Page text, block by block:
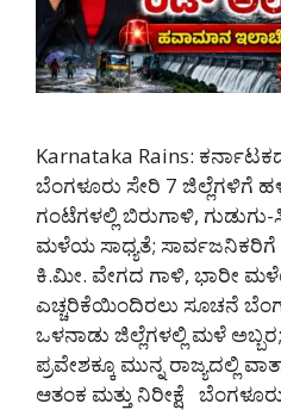
Karnataka Rains:
ಬೆಂಗಳೂರು ಸೇರಿ 7
ಗಂಟೆಗಳಲ್ಲಿ ಬಿರುಗಾಳಿ,
ಮಳೆಯ ಸಾಧ್ಯತೆ; ಸಾರ್ವಜನಿಕರಿಗೆ
ಕಿ.ಮೀ. ವೇಗದ ಗಾಳಿ, ಭಾರೀ
ಎಚ್ಚರಿಕೆಯಿಂದಿರಲು ಸೂಚನೆ
ಒಳನಾಡು ಜಿಲ್ಲೆಗಳಲ್ಲಿ ಮಳೆ
ಪ್ರವೇಶಕ್ಕೂ ಮುನ್ನ ರಾಜ್ಯದಲ್ಲಿ
ಆತಂಕ ಮತ್ತು ನಿರೀಕ್ಷೆ